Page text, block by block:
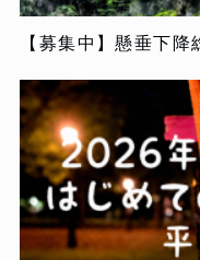
【募集中】懸垂下